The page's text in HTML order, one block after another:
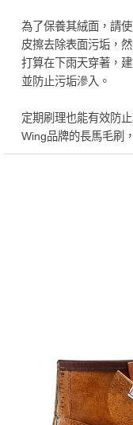
為了保養其絨面，請
皮擦去除表面污垢，
打算在下雨天穿著，
並防止污垢滲入。
定期刷理也能有效防
Wing品牌的長馬毛刷